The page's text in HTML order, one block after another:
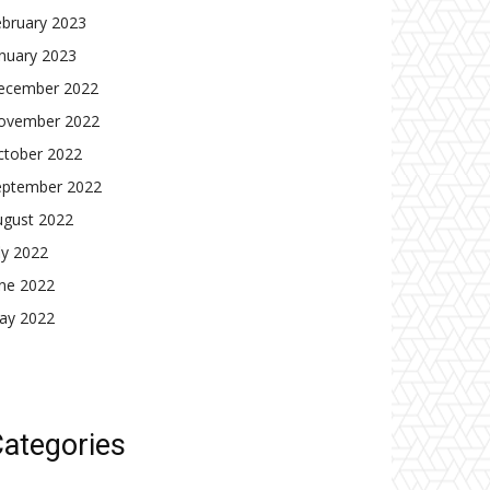
2023
2023
2022
2022
2022
2022
2022
2022
2022
2022